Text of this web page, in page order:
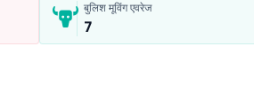
बुलिश मूविंग एवरेज
7